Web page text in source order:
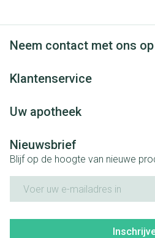
Neem contact met ons op
Klantenservice
Uw apotheek
Nieuwsbrief
Blijf op de hoogte van nieuwe